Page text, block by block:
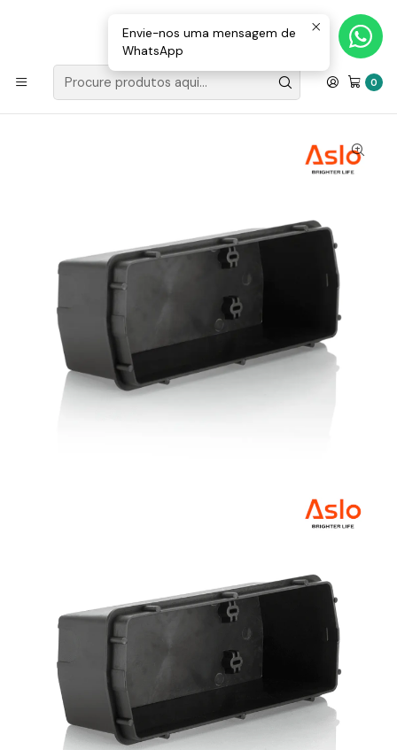
0
Loja Valongo: 220 150 143 (chamada para a rede fixa nacional) «»
E-mail: geral@movenergy.pt
Início
Caixa De Encastrar Para Aplique Muro Aslo
Envie-nos uma mensagem de
WhatsApp